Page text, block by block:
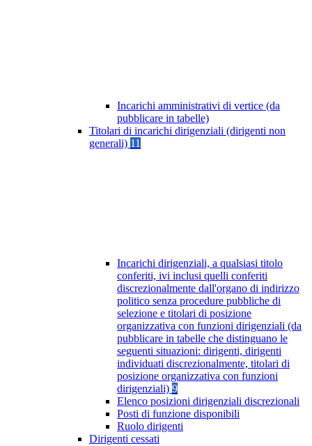
Incarichi amministrativi di vertice (da
pubblicare in tabelle)
Titolari di incarichi dirigenziali (dirigenti non
generali) 11
Incarichi dirigenziali, a qualsiasi titolo
conferiti, ivi inclusi quelli conferiti
discrezionalmente dall'organo di indirizzo
politico senza procedure pubbliche di
selezione e titolari di posizione
organizzativa con funzioni dirigenziali (da
pubblicare in tabelle che distinguano le
seguenti situazioni: dirigenti, dirigenti
individuati discrezionalmente, titolari di
posizione organizzativa con funzioni
dirigenziali) 9
Elenco posizioni dirigenziali discrezionali
Posti di funzione disponibili
Ruolo dirigenti
Dirigenti cessati